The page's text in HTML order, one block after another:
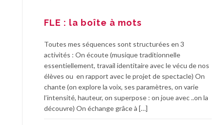
FLE : la boîte à mots
Toutes mes séquences sont structurées en 3
activités : On écoute (musique traditionnelle
essentiellement, travail identitaire avec le vécu de nos
élèves ou en rapport avec le projet de spectacle) On
chante (on explore la voix, ses paramètres, on varie
l’intensité, hauteur, on superpose : on joue avec ..on la
découvre) On échange grâce à […]